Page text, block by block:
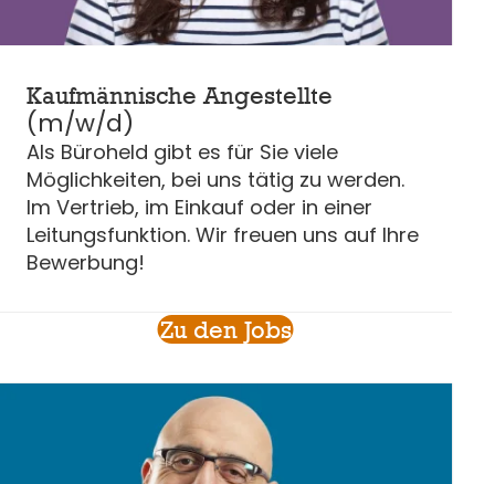
Kaufmännische Angestellte
(m/w/d)
Als Büroheld gibt es für Sie viele
Möglichkeiten, bei uns tätig zu werden.
Im Vertrieb, im Einkauf oder in einer
Leitungsfunktion. Wir freuen uns auf Ihre
Bewerbung!
Zu den Jobs